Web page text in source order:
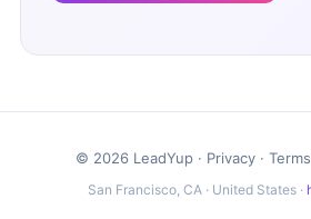
© 2026 LeadYup · Privacy· Terms
San Francisco, CA · United States ·